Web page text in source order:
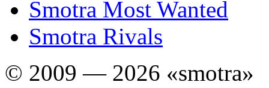
Smotra Most Wanted
Smotra Rivals
© 2009 — 2026 «smotra»